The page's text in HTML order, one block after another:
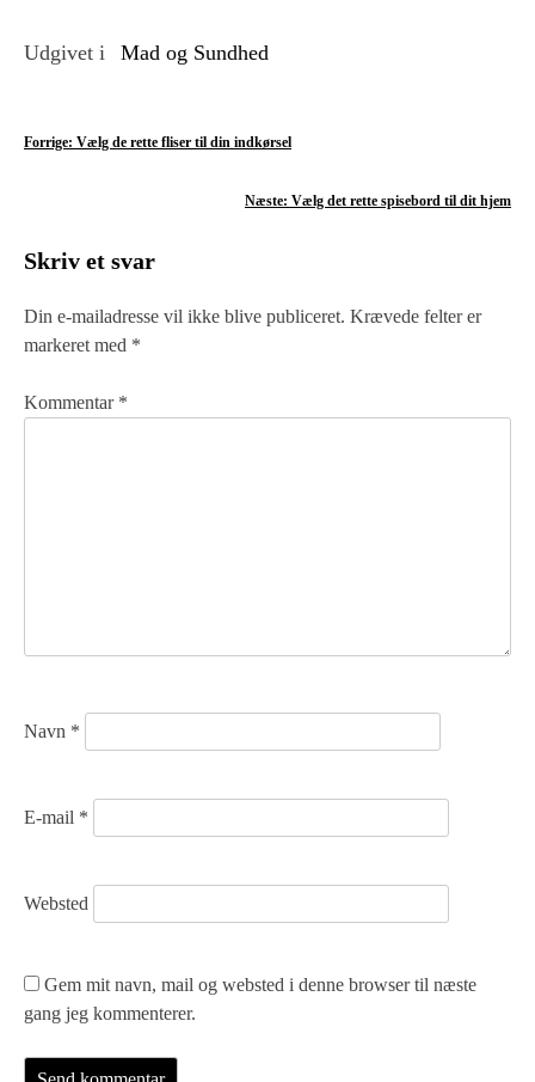
Udgivet i Mad og Sundhed
I
l
æ
s
a
Forrige: Vælg de rette fliser til din indkørsel
Næste: Vælg det rette spisebord til dit hjem
Skriv et svar
Din e-mailadresse vil ikke blive publiceret. Krævede felter er
markeret med *
Kommentar *
Navn *
E-mail *
Websted
Gem mit navn, mail og websted i denne browser til næste
gang jeg kommenterer.